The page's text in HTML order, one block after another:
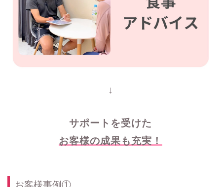
↓
サポートを受けた
お客様の成果も充実！
お客様事例①